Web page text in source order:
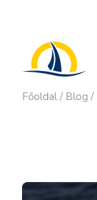
Főoldal / Blog /